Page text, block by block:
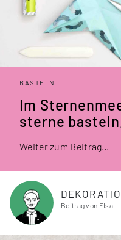
BASTELN
Im
sterne
Weiter zum Beitrag…
Beitrag von Elsa